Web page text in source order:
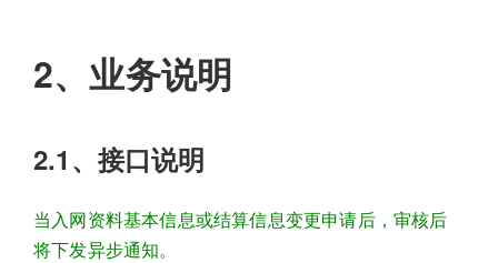
2、业务说明
2.1、接口说明
当入网资料基本信息或结算信息变更申请后，审核后
将下发异步通知。